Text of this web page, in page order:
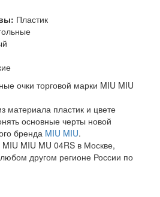
Пластик
очки торговой марки MIU MIU
материала пластик и цвете
основные черты новой
бренда MIU MIU.
MIU MU 04RS в Москве,
другом регионе России по